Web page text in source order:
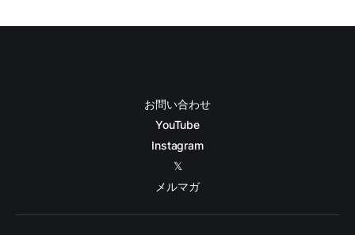
お問い合わせ
YouTube
Instagram
𝕏
メルマガ